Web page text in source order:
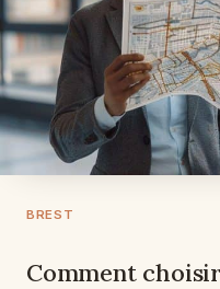
BREST
Comment